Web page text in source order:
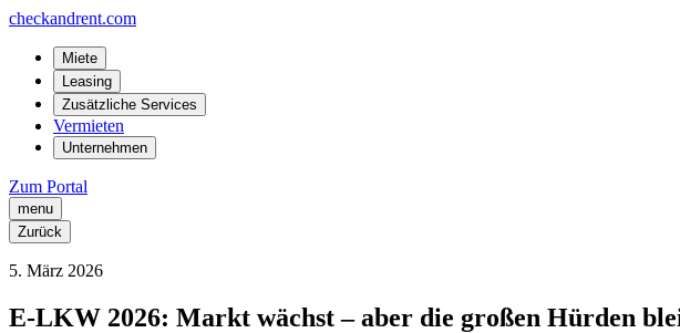
checkandrent.com
Miete
Leasing
Zusätzliche Services
Vermieten
Unternehmen
Zum Portal
menu
Zurück
5. März 2026
E-LKW 2026: Markt wächst – aber die großen Hürden